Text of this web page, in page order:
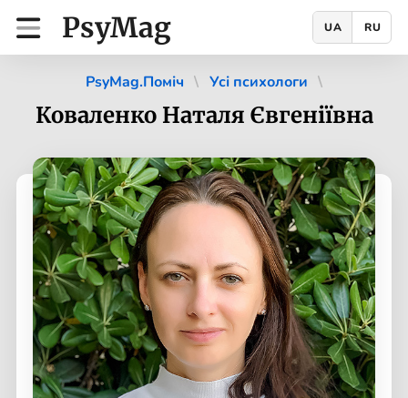
PsyMag UA RU
PsyMag.Поміч Усі психологи
Коваленко Наталя Євгеніївна